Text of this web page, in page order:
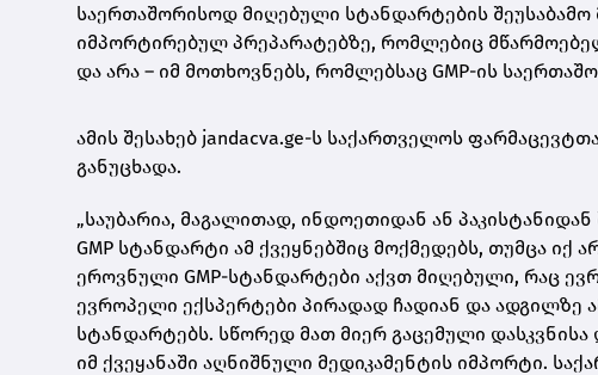
საერთაშორისოდ მიღებული სტანდარტების შეუსაბამო
იმპორტირებულ პრეპარატებზე, რომლებიც
და არა – იმ მოთხოვნებს, რომლებსაც GMP-ის
ამის შესახებ jandacva.ge-ს საქართველოს
განუცხადა.
„საუბარია, მაგალითად, ინდოეთიდან ან
GMP სტანდარტი ამ ქვეყნებშიც მოქმედებს, თუმცა
ეროვნული GMP-სტანდარტები აქვთ მიღებული, რაც
ევროპელი ექსპერტები პირადად ჩადიან და ადგილზე
სტანდარტებს. სწორედ მათ მიერ გაცემული
იმ ქვეყანაში აღნიშნული მედიკამენტის იმპორტი.